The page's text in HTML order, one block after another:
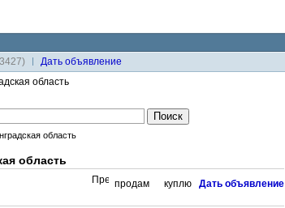
Дaть объявление
область
область
область
продам куплю Дaть объявление